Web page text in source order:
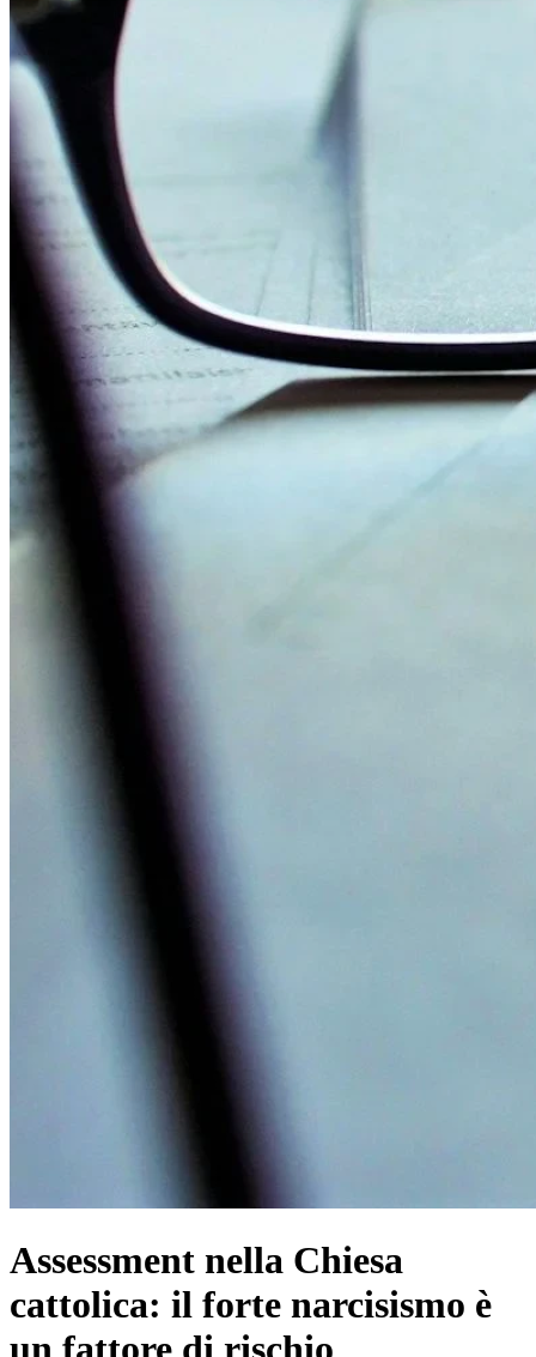
Assessment nella Chiesa
cattolica: il forte narcisismo è